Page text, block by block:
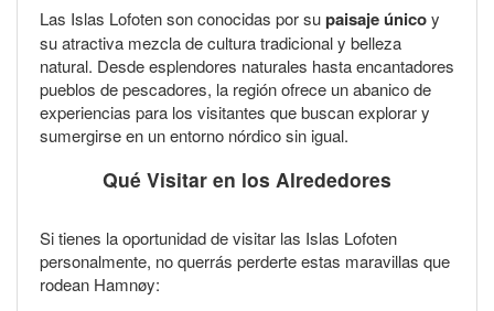
Las Islas Lofoten son conocidas por supaisaje únicoy
su atractiva mezcla de cultura tradicional y belleza
natural. Desde esplendores naturales hasta encantadores
pueblos de pescadores, la región ofrece un abanico de
experiencias para los visitantes que buscan explorar y
sumergirse en un entorno nórdico sin igual.
Qué Visitar en los Alrededores
Si tienes la oportunidad de visitar las Islas Lofoten
personalmente, no querrás perderte estas maravillas que
rodean Hamnøy: